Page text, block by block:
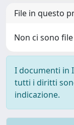
File in questo
Non ci sono
I documenti in
tutti i diritti
indicazione.